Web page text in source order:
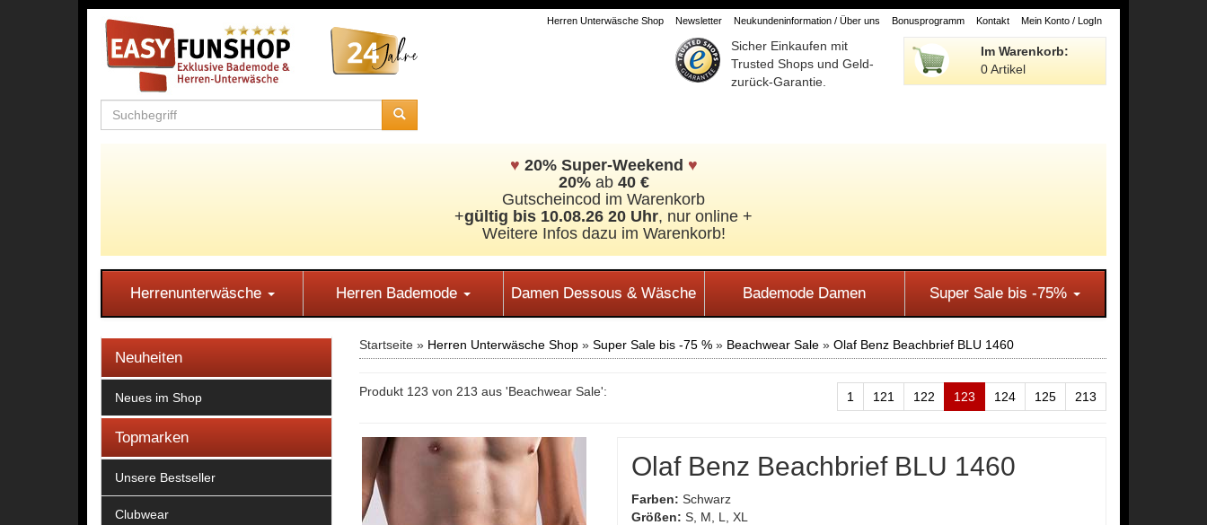
Herren Unterwäsche Shop Newsletter Neukundeninformation / Über uns Bonusprogramm Kontakt Mein Konto / LogIn
Sicher Einkaufen mit
Trusted Shops und Geld-
zurück-Garantie.
Im Warenkorb:
0 Artikel
♥ 20% Super-Weekend ♥
20%ab 40 €
Gutscheincod im Warenkorb
+gültig bis 10.08.26 20 Uhr, nur online +
Weitere Infos dazu im Warenkorb!
Herrenunterwäsche Herren Bademode Damen Dessous & Wäsche Bademode Damen Super Sale bis -75%
Neuheiten
Neues im Shop
Topmarken
Unsere Bestseller
Clubwear
Startseite » Herren Unterwäsche Shop » Super Sale bis -75 %» Beachwear Sale» Olaf Benz Beachbrief BLU 1460
Produkt 123 von 213 aus 'Beachwear Sale': 1 121 122 123 124 125 213
Olaf Benz Beachbrief BLU 1460
Farben: Schwarz
Größen: S, M, L, XL